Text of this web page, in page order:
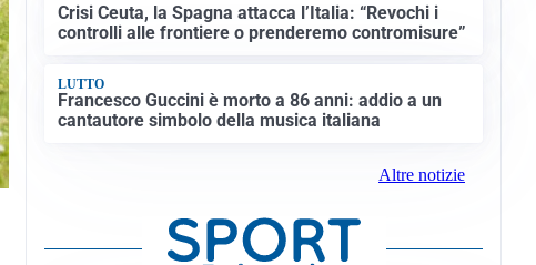
Crisi Ceuta, la Spagna attacca l’Italia: “Revochi i
controlli alle frontiere o prenderemo contromisure”
LUTTO
Francesco Guccini è morto a 86 anni: addio a un
cantautore simbolo della musica italiana
Altre notizie